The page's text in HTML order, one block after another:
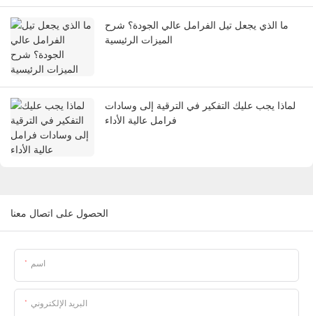
ما الذي يجعل تيل الفرامل عالي الجودة؟ شرح
الميزات الرئيسية
لماذا يجب عليك التفكير في الترقية إلى وسادات
فرامل عالية الأداء
الحصول على اتصال معنا
اسم
البريد الإلكتروني